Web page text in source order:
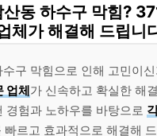
동 하수구 막힘?
체가 해결해 드립니
구 막힘으로 인해 고민이
업체가 신속하고 확실한 해
경험과 노하우를 바탕으로
빠르고 효과적으로 해결해